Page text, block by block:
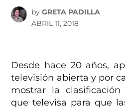
by GRETA PADILLA
ABRIL 11, 2018
Desde hace 20 años,
televisión abierta y por
mostrar la
que televisa para que